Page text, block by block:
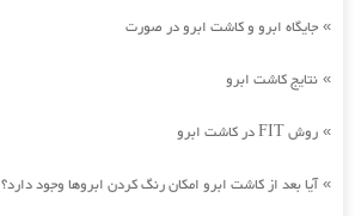
» جایگاه ابرو و کاشت ابرو در صورت
» نتایج کاشت ابرو
» روش FIT در کاشت ابرو
»آیا بعد از کاشت ابرو امکان رنگ کردن ابروها وجود دارد؟